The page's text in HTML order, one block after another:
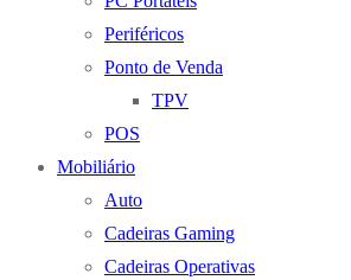
Periféricos
Ponto de Venda
TPV
POS
Mobiliário
Auto
Cadeiras Gaming
Cadeiras Operativas